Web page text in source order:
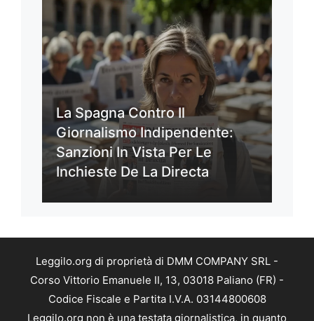
La Spagna Contro Il
Giornalismo Indipendente:
Sanzioni In Vista Per Le
Inchieste De La Directa
Leggilo.org di proprietà di DMM COMPANY SRL -
Corso Vittorio Emanuele II, 13, 03018 Paliano (FR) -
Codice Fiscale e Partita I.V.A. 03144800608
Leggilo.org non è una testata giornalistica, in quanto